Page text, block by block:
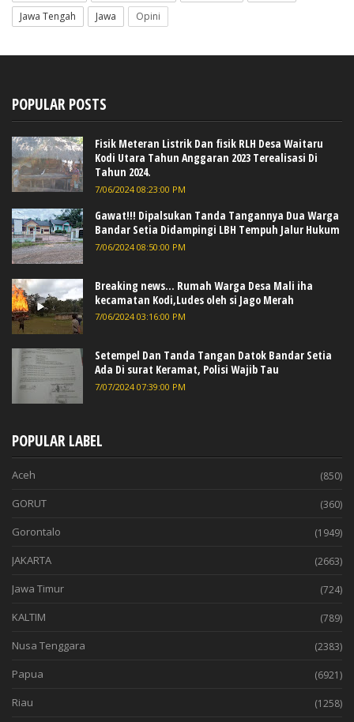
Jawa Tengah
Jawa Opini
POPULAR POSTS
Fisik Meteran Listrik Dan fisik RLH Desa Waitaru
Kodi Utara Tahun Anggaran 2023 Terealisasi Di
Tahun 2024.
7/06/2024 08:23:00 PM
Gawat!!! Dipalsukan Tanda Tangannya Dua Warga
Bandar Setia Didampingi LBH Tempuh Jalur Hukum
7/06/2024 08:50:00 PM
Breaking news... Rumah Warga Desa Mali iha
kecamatan Kodi,Ludes oleh si Jago Merah
7/06/2024 03:16:00 PM
Setempel Dan Tanda Tangan Datok Bandar Setia
Ada Di surat Keramat, Polisi Wajib Tau
7/07/2024 07:39:00 PM
POPULAR LABEL
Aceh (850)
GORUT (360)
Gorontalo (1949)
JAKARTA (2663)
Jawa Timur (724)
KALTIM (789)
Nusa Tenggara (2383)
Papua (6921)
Riau (1258)